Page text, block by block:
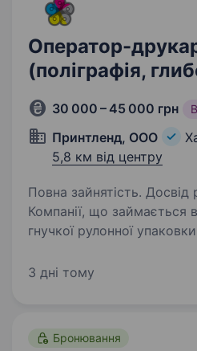
Оператор-
(поліграфія,
30 000 – 45 000 грн
Принтленд, ООО
5,8 км від центру
Повна зайнятість. Досвід
Компанії, що займається
гнучкої рулонної
та колорист. Вимоги до
3 дні тому
Бронювання